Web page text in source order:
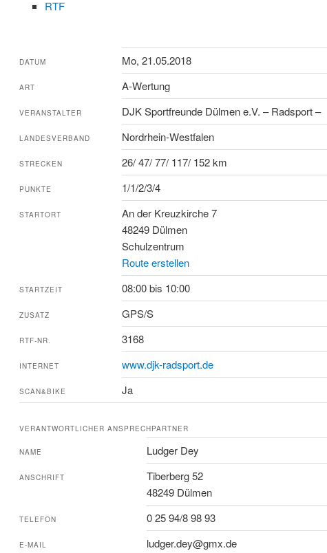
RTF
DATUM Mo, 21.05.2018
ART A-Wertung
VERANSTALTER DJK Sportfreunde Dülmen e.V. – Radsport –
LANDESVERBAND Nordrhein-Westfalen
STRECKEN 26/ 47/ 77/ 117/ 152 km
PUNKTE 1/1/2/3/4
STARTORT
An der Kreuzkirche 7
48249 Dülmen
Schulzentrum
Route erstellen
STARTZEIT 08:00 bis 10:00
ZUSATZ GPS/S
RTF-NR. 3168
INTERNET www.djk-radsport.de
SCAN&BIKE Ja
VERANTWORTLICHER ANSPRECHPARTNER
NAME Ludger Dey
ANSCHRIFT
Tiberberg 52
48249 Dülmen
TELEFON 0 25 94/8 98 93
E-MAIL ludger.dey@gmx.de